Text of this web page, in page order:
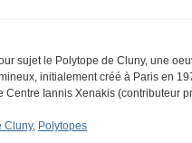
sujet le Polytope de Cluny, une
initialement créé à Paris en
Centre Iannis Xenakis (contributeur
Cluny, Polytopes